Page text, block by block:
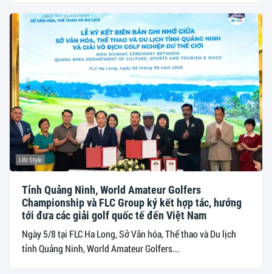
Life Style
Tỉnh Quảng Ninh, World Amateur Golfers
Championship và FLC Group ký kết hợp tác, hướng
tới đưa các giải golf quốc tế đến Việt Nam
Ngày 5/8 tại FLC Ha Long, Sở Văn hóa, Thể thao và Du lịch
tỉnh Quảng Ninh, World Amateur Golfers...